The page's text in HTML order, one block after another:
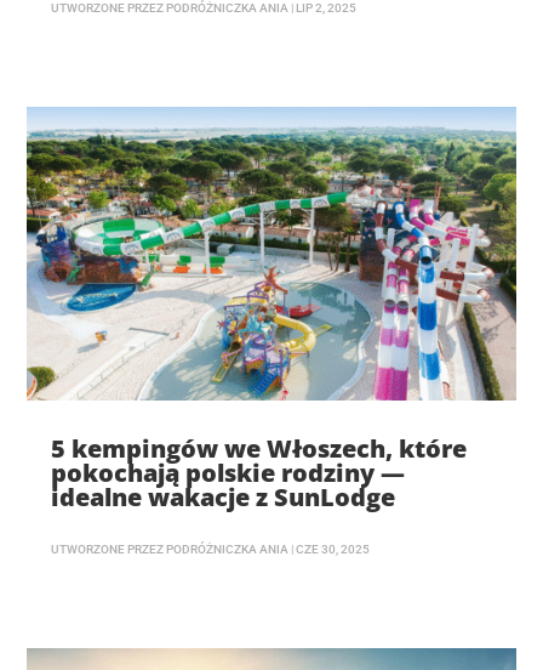
UTWORZONE PRZEZ PODRÓŻNICZKA ANIA | LIP 2, 2025
5 kempingów we Włoszech, które
pokochają polskie rodziny —
idealne wakacje z SunLodge
UTWORZONE PRZEZ PODRÓŻNICZKA ANIA |CZE 30, 2025